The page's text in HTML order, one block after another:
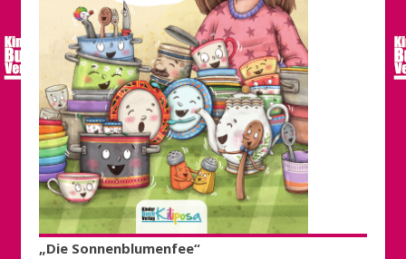
„Die Sonnenblumenfee“